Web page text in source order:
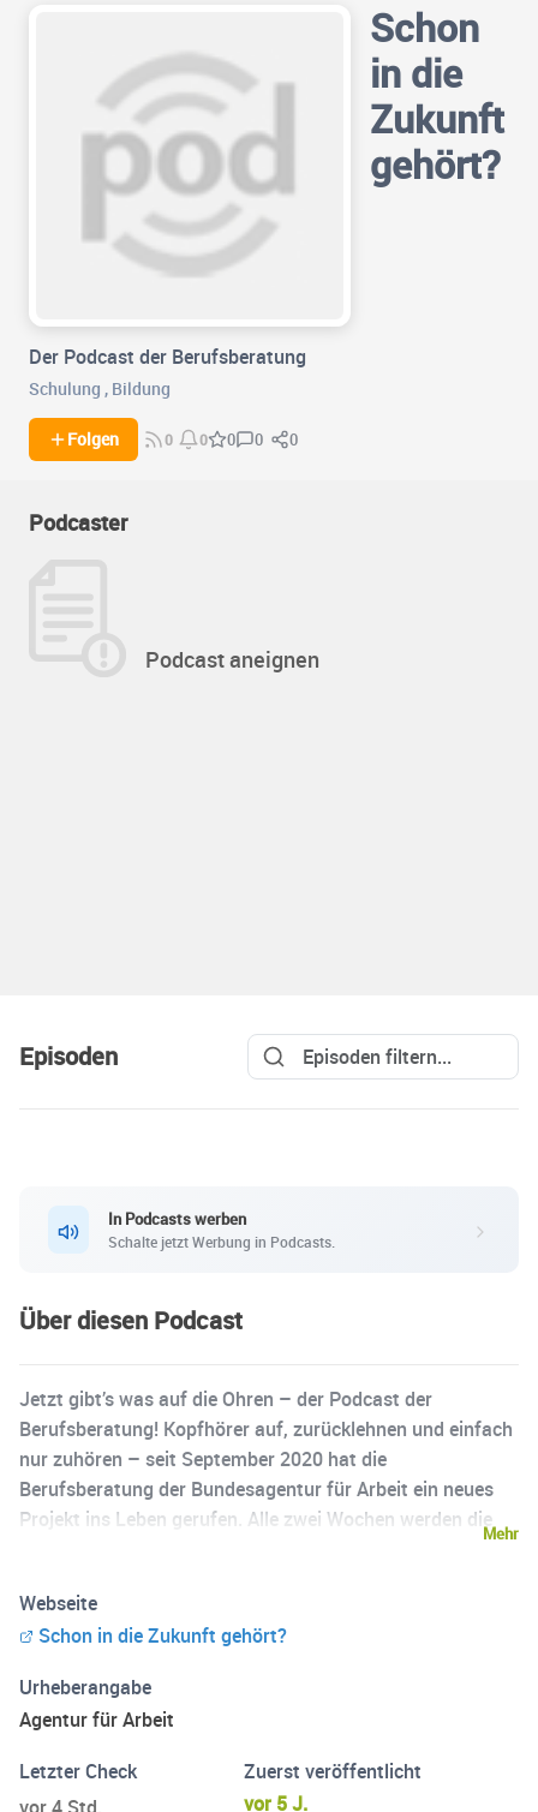
Schon
in die
Zukunft
gehört?
Der Podcast der Berufsberatung
Schulung , Bildung
Folgen 0 0 0 0 0
Podcaster
Podcast aneignen
Episoden
In Podcasts werben
Schalte jetzt Werbung in Podcasts.
Über diesen Podcast
Jetzt gibt’s was auf die Ohren – der Podcast der
Berufsberatung! Kopfhörer auf, zurücklehnen und einfach
nur zuhören – seit September 2020 hat die
Berufsberatung der Bundesagentur für Arbeit ein neues
Projekt ins Leben gerufen. Alle zwei Wochen werden die
versorgen. In den 15-Minütigen Gesprächen gehen die
beiden auf verschiedene Themen rund um Ausbildung und
der Berufsfindung – auch typische Fragen aus dem Alltag
der Berufsberater werden beantwortet. Sackgasse
Ausbildungsabbruch – was nun? Steinreich und glücklich
– in welchen Berufen verdiene ich am meisten?
Mehr
Webseite
Schon in die Zukunft gehört?
Urheberangabe
Agentur für Arbeit
Letzter Check
Zuerst veröffentlicht
vor 5 J.